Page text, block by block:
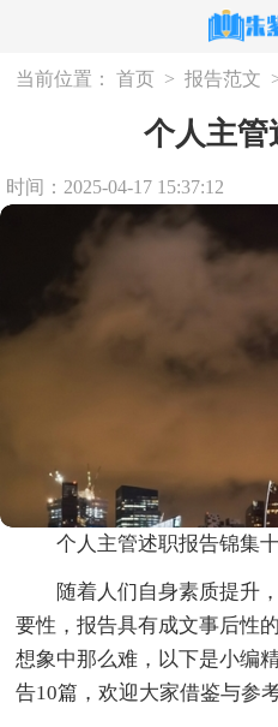
当前位置： 首页 > 报告范文
个人主管
时间：2025-04-17 15:37:12
个人主管述职报告锦集
随着人们自身素质提升
要性，报告具有成文事后性
想象中那么难，以下是小编
告10篇，欢迎大家借鉴与参